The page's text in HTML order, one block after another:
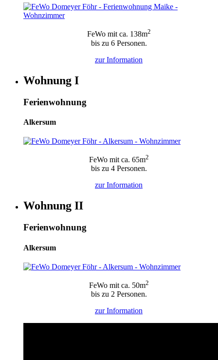
FeWo mit ca. 138m2
bis zu 6 Personen.
zurInformation
Wohnung I
Ferienwohnung
Alkersum
FeWo mit ca. 65m2
bis zu 4 Personen.
zurInformation
Wohnung II
Ferienwohnung
Alkersum
FeWo mit ca. 50m2
bis zu 2 Personen.
zurInformation